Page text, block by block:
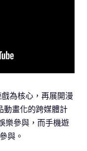
為核心，再展開漫
動畫化的跨媒體計
樂參與，而手機遊
與。